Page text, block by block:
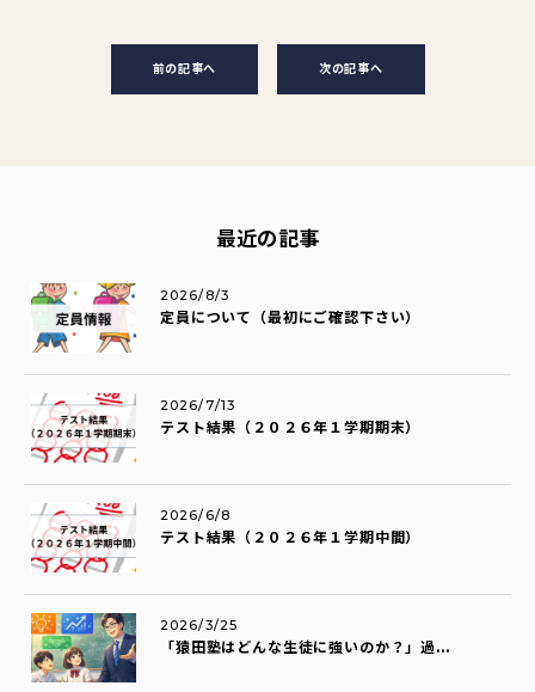
前の記事へ 次の記事へ
最近の記事
定員について（最初にご確認下さい）
2026/8/3
テスト結果（２０２６年１学期期末）
2026/7/13
テスト結果（２０２６年１学期中間）
2026/6/8
「猿田塾はどんな生徒に強いのか？」過...
2026/3/25